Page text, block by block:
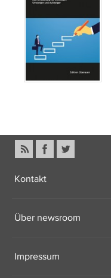
Kontakt
Über newsroom
Impressum